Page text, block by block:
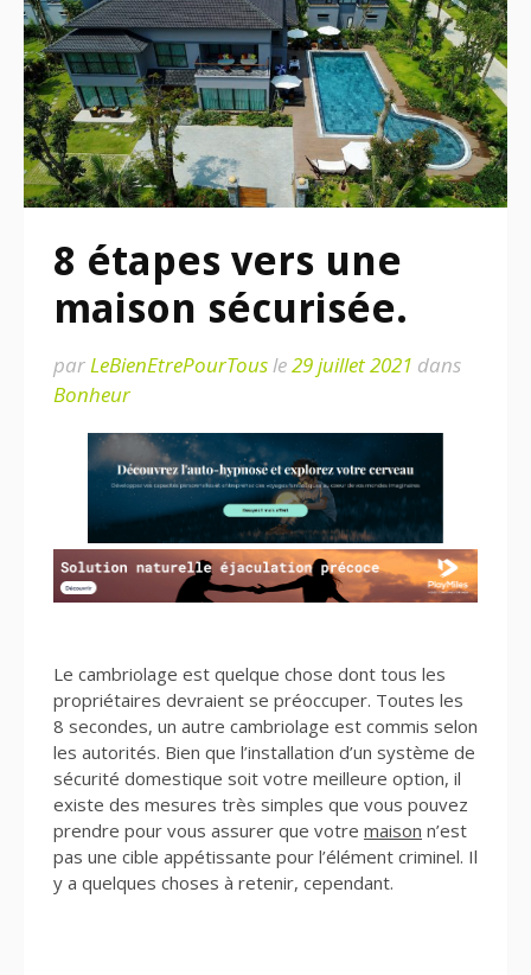
8 étapes vers une
maison sécurisée.
parLeBienEtrePourTousle29 juillet 2021 dans
Bonheur
Le cambriolage est quelque chose dont tous les
propriétaires devraient se préoccuper. Toutes les
8 secondes, un autre cambriolage est commis selon
les autorités. Bien que l’installation d’un système de
sécurité domestique soit votre meilleure option, il
existe des mesures très simples que vous pouvez
prendre pour vous assurer que votre maison n’est
pas une cible appétissante pour l’élément criminel. Il
y a quelques choses à retenir, cependant.